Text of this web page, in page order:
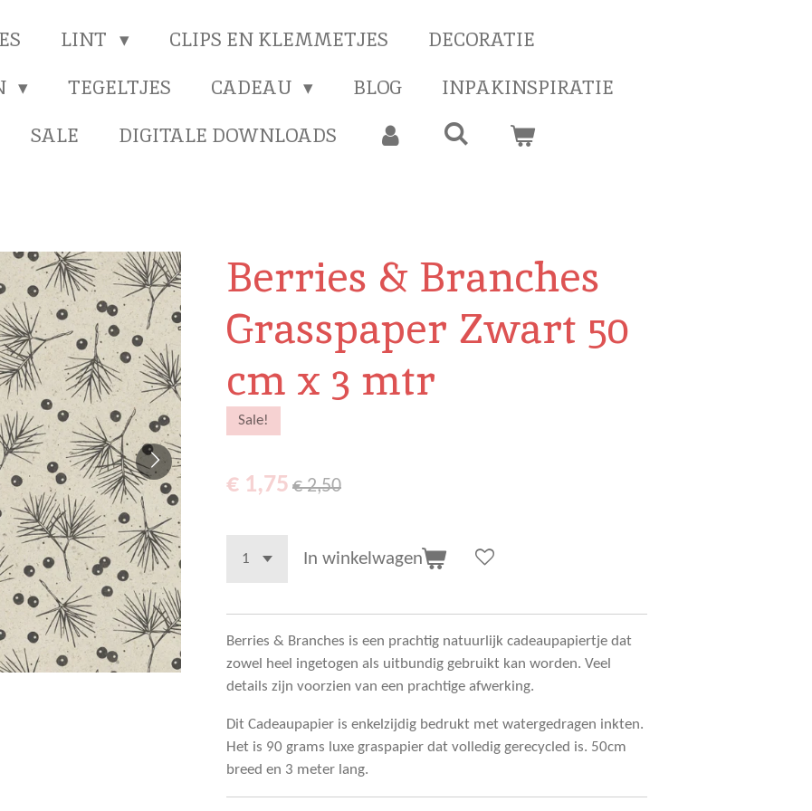
LINT CLIPS EN KLEMMETJES
DECORATIE
TEGELTJES CADEAU BLOG
INPAKINSPIRATIE
SALE DIGITALE DOWNLOADS
Berries & Branches
Grasspaper Zwart 50
cm x 3 mtr
Sale!
€ 1,75 € 2,50
In winkelwagen
Berries & Branches is een prachtig natuurlijk cadeaupapiertje dat
zowel heel ingetogen als uitbundig gebruikt kan worden. Veel
details zijn voorzien van een prachtige afwerking.
Dit Cadeaupapier is enkelzijdig bedrukt met watergedragen inkten.
Het is 90 grams luxe graspapier dat volledig gerecycled is. 50cm
breed en 3 meter lang.